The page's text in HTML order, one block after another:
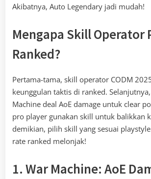
Akibatnya, Auto Legendary jadi mudah!
Mengapa Skill Operator
Ranked?
Pertama-tama, skill operator CODM
keunggulan taktis di ranked.
Machine deal AoE damage untuk clear
pro player gunakan skill untuk balikkan
demikian, pilih skill yang sesuai
rate ranked melonjak!
1. War Machine: AoE